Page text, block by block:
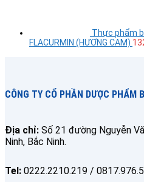
Thực phẩm
FLACURMIN (HƯƠNG CAM)
CÔNG TY CỔ PHẦN DƯỢC PHẨM
Địa chỉ: Số 21 đường Nguyễn
Ninh, Bắc Ninh.
Tel: 0222.2210.219 /